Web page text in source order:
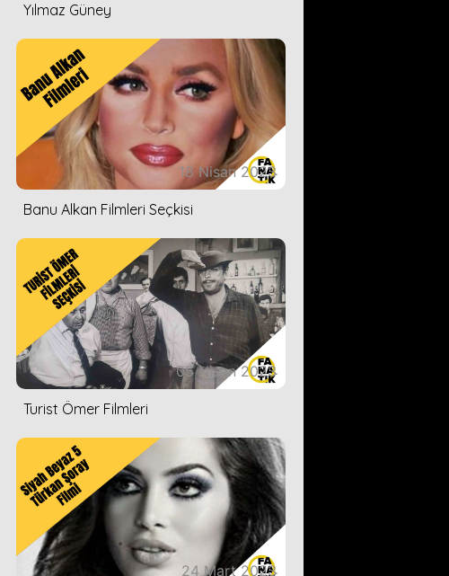
Yılmaz Güney
18 Nisan 2023
Banu Alkan Filmleri Seçkisi
05 Nisan 2023
Turist Ömer Filmleri
24 Mart 2023